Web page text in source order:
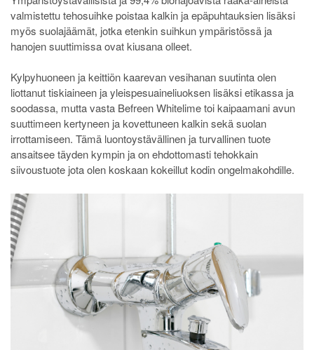
valmistettu tehosuihke poistaa kalkin ja epäpuhtauksien lisäksi
myös suolajäämät, jotka etenkin suihkun ympäristössä ja
hanojen suuttimissa ovat kiusana olleet.
Kylpyhuoneen ja keittiön kaarevan vesihanan suutinta olen
liottanut tiskiaineen ja yleispesuaineliuoksen lisäksi etikassa ja
soodassa, mutta vasta Befreen Whitelime toi kaipaamani avun
suuttimeen kertyneen ja kovettuneen kalkin sekä suolan
irrottamiseen. Tämä luontoystävällinen ja turvallinen tuote
ansaitsee täyden kympin ja on ehdottomasti tehokkain
siivoustuote jota olen koskaan kokeillut kodin ongelmakohdille.